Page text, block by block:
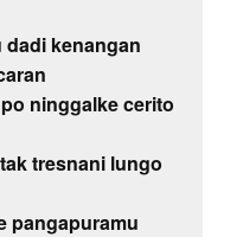
kenangan
ninggalke cerito
tresnani lungo
pangapuramu